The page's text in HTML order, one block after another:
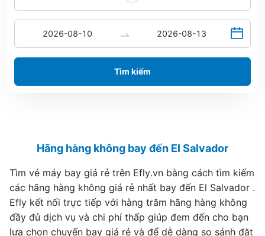
Tìm kiếm
Hãng hàng không bay đến El Salvador
Tìm vé máy bay giá rẻ trên Efly.vn bằng cách tìm kiếm
các hãng hàng không giá rẻ nhất bay đến El Salvador .
Efly kết nối trực tiếp với hàng trăm hãng hàng không
đầy đủ dịch vụ và chi phí thấp giúp đem đến cho bạn
lựa chọn chuyến bay giá rẻ và để dễ dàng so sánh đặt